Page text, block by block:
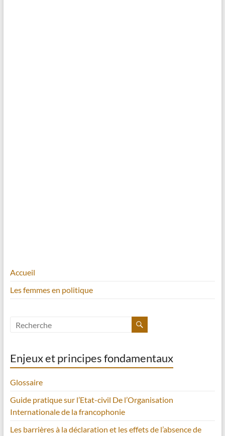
Accueil
Les femmes en politique
Enjeux et principes fondamentaux
Glossaire
Guide pratique sur l’Etat-civil De l’Organisation
Internationale de la francophonie
Les barrières à la déclaration et les effets de l’absence de